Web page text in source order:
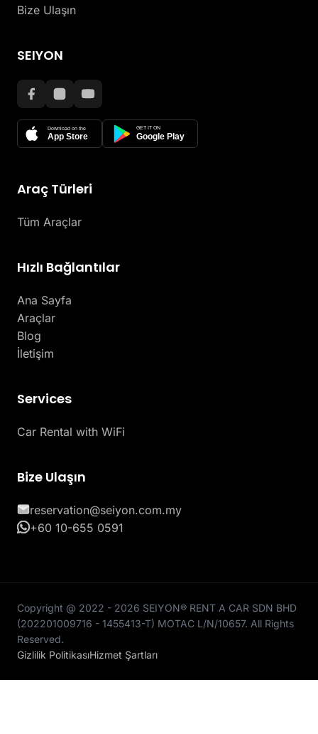
SEIYON
Download on the
App Store
GET IT ON
Google Play
Araç Türleri
Tüm Araçlar
Services
Car Rental with WiFi
Hızlı Bağlantılar
Ana Sayfa
Araçlar
Blog
İletişim
Bize Ulaşın
Bize Ulaşın
reservation@seiyon.com.my
+60 10-655 0591
Copyright @ 2022 - 2026 SEIYON® RENT A CAR SDN BHD
(202201009716 - 1455413-T) MOTAC L/N/10657. All Rights
Reserved.
Gizlilik PolitikasıHizmet Şartları